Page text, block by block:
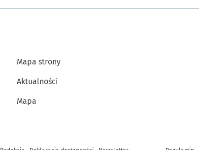
Mapa strony
Aktualności
Mapa
Inne informacje